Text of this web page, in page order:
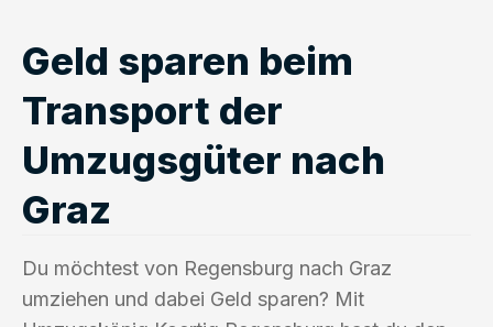
Geld sparen beim
Transport der
Umzugsgüter nach
Graz
Du möchtest von Regensburg nach Graz
umziehen und dabei Geld sparen? Mit